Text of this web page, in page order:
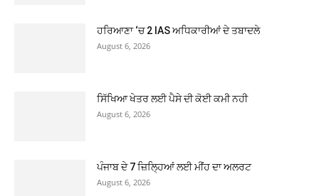
ਹਰਿਆਣਾ ‘ਚ 2 IAS ਅਧਿਕਾਰੀਆਂ ਦੇ ਤਬਾਦਲੇ
August 6, 2026
ਸਿੱਖਿਆ ਖੇਤਰ ਲਈ ਪੈਸੇ ਦੀ ਕੋਈ ਕਮੀ ਨਹੀ
August 6, 2026
ਪੰਜਾਬ ਦੇ 7 ਜ਼ਿਲ੍ਹਿਆਂ ਲਈ ਮੀਂਹ ਦਾ ਅਲਰਟ
August 6, 2026